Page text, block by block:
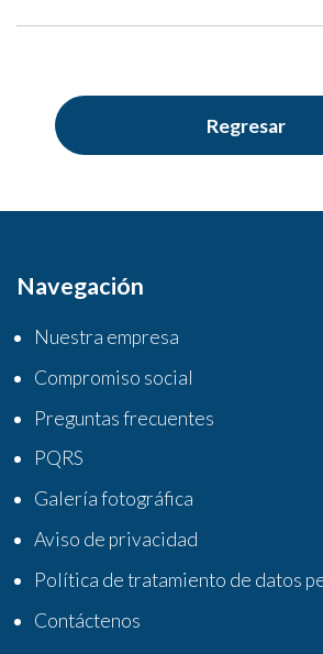
Regresar
Navegación
Nuestra empresa
Compromiso social
Preguntas frecuentes
PQRS
Galería fotográfica
Aviso de privacidad
Política de tratamiento de datos
Contáctenos